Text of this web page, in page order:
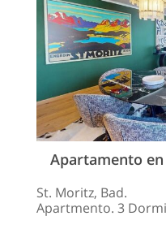
Apartamento
St. Moritz, Bad.
Apartmento. 3